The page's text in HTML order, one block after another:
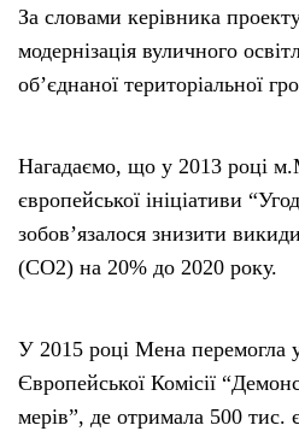
За словами керівника
модернізація вуличного
об’єднаної територіальної
Нагадаємо, що у 2013 році
європейської ініціативи
зобов’язалося знизити
(СО2) на 20% до 2020 року.
У 2015 році Мена перемогла
Європейської Комісії
мерів”, де отримала 500 тис.